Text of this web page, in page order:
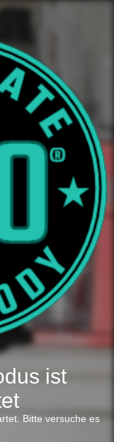
ist
Bitte versuche es